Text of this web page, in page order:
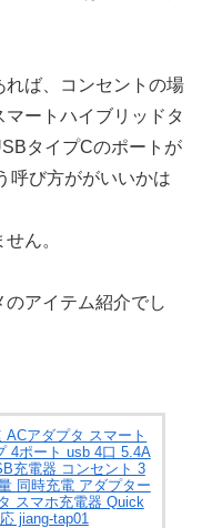
ば、コンセントの場
ートハイブリッドタ
タイプCのポートが
呼び方ががいいかは
ん。
アイテム紹介でし
アダプタ スマート
4ポート usb 4口 5.4A
充電器 コンセント 3
同時充電 アダプター
スマホ充電器 Quick
jiang-tap01